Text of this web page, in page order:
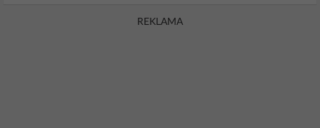
REKLAMA